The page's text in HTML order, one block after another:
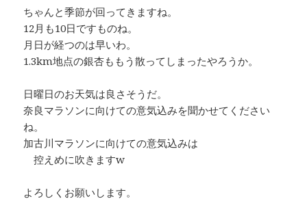
ちゃんと季節が回ってきますね。
12月も10日ですものね。
月日が経つのは早いわ。
1.3km地点の銀杏ももう散ってしまったやろうか。
日曜日のお天気は良さそうだ。
奈良マラソンに向けての意気込みを聞かせてください
ね。
加古川マラソンに向けての意気込みは
控えめに吹きますw
よろしくお願いします。